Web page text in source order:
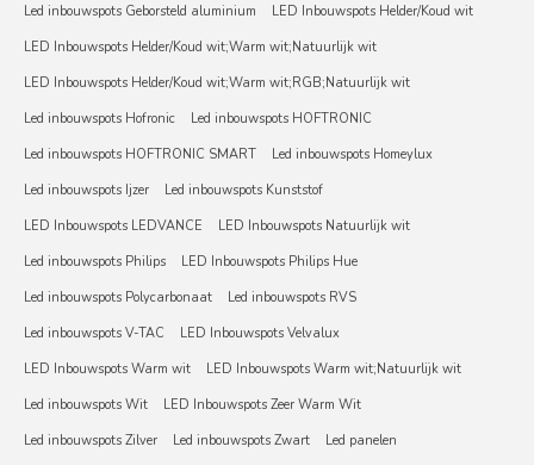
Led inbouwspots Geborsteld aluminium
LED Inbouwspots Helder/Koud wit
LED Inbouwspots Helder/Koud wit;Warm wit;Natuurlijk wit
LED Inbouwspots Helder/Koud wit;Warm wit;RGB;Natuurlijk wit
Led inbouwspots Hofronic
Led inbouwspots HOFTRONIC
Led inbouwspots HOFTRONIC SMART
Led inbouwspots Homeylux
Led inbouwspots Ijzer
Led inbouwspots Kunststof
LED Inbouwspots LEDVANCE
LED Inbouwspots Natuurlijk wit
Led inbouwspots Philips
LED Inbouwspots Philips Hue
Led inbouwspots Polycarbonaat
Led inbouwspots RVS
Led inbouwspots V-TAC
LED Inbouwspots Velvalux
LED Inbouwspots Warm wit
LED Inbouwspots Warm wit;Natuurlijk wit
Led inbouwspots Wit
LED Inbouwspots Zeer Warm Wit
Led inbouwspots Zilver
Led inbouwspots Zwart
Led panelen